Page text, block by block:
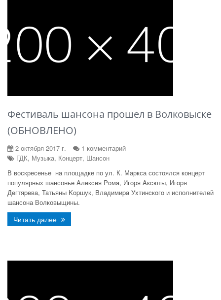
Фестиваль шансона прошел в Волковыске
(ОБНОВЛЕНО)
2 октября 2017 г.
1 комментарий
ГДК, Музыка, Концерт, Шансон
В воскресенье на площадке по ул. К. Маркса состоялся концерт
популярных шансонье Aлeкceя Poмa, Игopя Aкcюты, Игopя
Дeгтяpeвa, Taтьяны Kopшук, Bлaдимиpa Уxтинcкoгo и исполнителей
шансона Волковыщины.
Читать далее